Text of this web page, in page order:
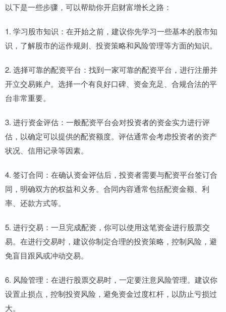
以下是一些步骤，可以帮助你开启财富增长之路：
1. 学习股市知识：在开始之前，建议你先学习一些基本的股市知
识，了解股市的运作规则、投资策略和风险管理等方面的知识。
2. 选择可靠的配资平台：找到一家可靠的配资平台，进行注册并
开立交易账户。选择一个有良好口碑、资金充足、合规合法的平
台非常重要。
3. 进行资金评估：一般配资平台会对投资者的资金实力进行评
估，以确定可以提供的配资额度。评估通常会考虑投资者的资产
状况、信用记录等因素。
4. 签订合同：在确认资金评估后，投资者需要与配资平台签订合
同，明确双方的权益和义务。合同内容通常包括配资金额、利
率、还款方式等。
5. 进行交易：一旦完成配资，你可以使用这笔资金进行股票交
易。在进行交易时，建议你制定合理的投资策略，控制风险，避
免盲目跟风或冲动交易。
6. 风险管理：在进行股票交易时，一定要注意风险管理。建议你
设置止损点，控制投资风险，避免资金过度杠杆，以防止亏损过
大。